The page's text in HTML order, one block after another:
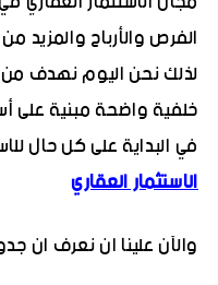
الفرص والأرباح والمزيد
لذلك نحن اليوم نهدف من
خلفية واضحة مبنية على
في البداية على كل حال
الاستثمار العقاري
والآن علينا ان نعرف ان